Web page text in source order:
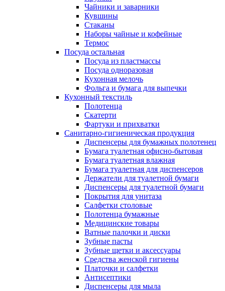
Чайники и заварники
Кувшины
Стаканы
Наборы чайные и кофейные
Термос
Посуда остальная
Посуда из пластмассы
Посуда одноразовая
Кухонная мелочь
Фольга и бумага для выпечки
Кухонный текстиль
Полотенца
Скатерти
Фартуки и прихватки
Санитарно-гигиеническая продукция
Диспенсеры для бумажных полотенец
Бумага туалетная офисно-бытовая
Бумага туалетная влажная
Бумага туалетная для диспенсеров
Держатели для туалетной бумаги
Диспенсеры для туалетной бумаги
Покрытия для унитаза
Салфетки столовые
Полотенца бумажные
Медицинские товары
Ватные палочки и диски
Зубные пасты
Зубные щетки и аксессуары
Средства женской гигиены
Платочки и салфетки
Антисептики
Диспенсеры для мыла